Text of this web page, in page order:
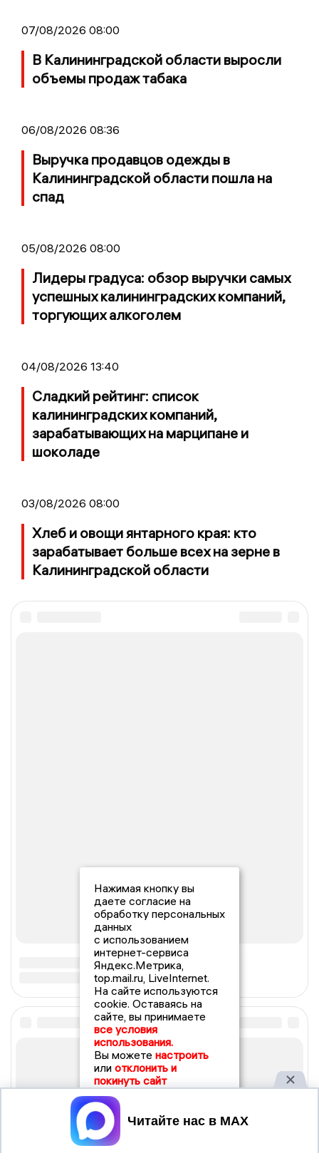
07/08/2026 08:00
В Калининградской области выросли
объемы продаж табака
06/08/2026 08:36
Выручка продавцов одежды в
Калининградской области пошла на
спад
05/08/2026 08:00
Лидеры градуса: обзор выручки самых
успешных калининградских компаний,
торгующих алкоголем
04/08/2026 13:40
Сладкий рейтинг: список
калининградских компаний,
зарабатывающих на марципане и
шоколаде
03/08/2026 08:00
Хлеб и овощи янтарного края: кто
зарабатывает больше всех на зерне в
Калининградской области
Нажимая кнопку вы
даете согласие на
обработку персональных
данных
с использованием
интернет-сервиса
Яндекс.Метрика,
top.mail.ru, LiveInternet.
На сайте используются
cookie. Оставаясь на
сайте, вы принимаете
все условия
использования.
Вы можете настроить
или отклонить и
покинуть сайт
Принять